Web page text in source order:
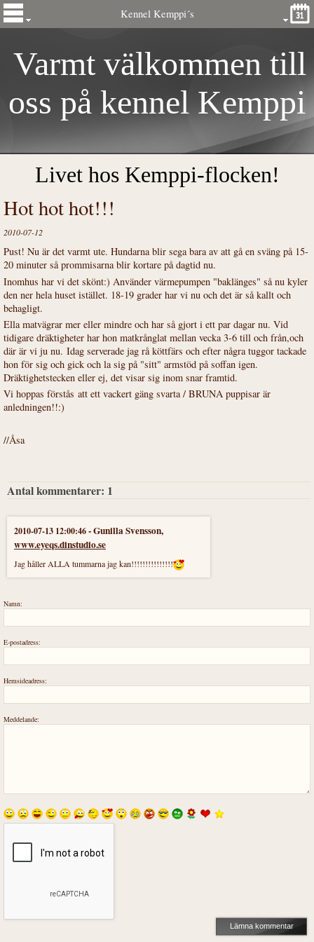
Kennel Kemppi´s
Varmt välkommen till
oss på kennel Kemppi
´s
Livet hos Kemppi-flocken!
Hot hot hot!!!
2010-07-12
Pust! Nu är det varmt ute. Hundarna blir sega bara av att gå en sväng på 15-
20 minuter så prommisarna blir kortare på dagtid nu.
Inomhus har vi det skönt:) Använder värmepumpen "baklänges" så nu kyler
den ner hela huset istället. 18-19 grader har vi nu och det är så kallt och
behagligt.
Ella matvägrar mer eller mindre och har så gjort i ett par dagar nu. Vid
tidigare dräktigheter har hon matkrånglat mellan vecka 3-6 till och från,och
där är vi ju nu. Idag serverade jag rå köttfärs och efter några tuggor tackade
hon för sig och gick och la sig på "sitt" armstöd på soffan igen.
Dräktighetstecken eller ej, det visar sig inom snar framtid.
Vi hoppas förstås att ett vackert gäng svarta / BRUNA puppisar är
anledningen!!:)
//Åsa
Antal kommentarer: 1
2010-07-13 12:00:46-Gunilla Svensson,
www.eyeqs.dinstudio.se
Jag håller ALLA tummarna jag kan!!!!!!!!!!!!!!!
Namn:
E-postadress:
Hemsideadress:
Meddelande: